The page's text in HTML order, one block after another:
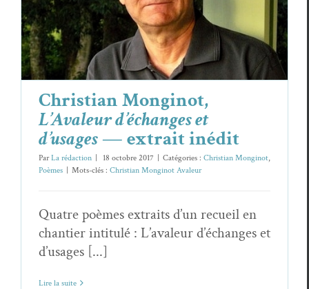
Christian Monginot Poèmes
Christian Monginot,
L’Avaleur d’échanges et
d’usages— extrait inédit
ParLa rédaction 18 octobre 2017 Catégories : Christian Monginot,
Poèmes
Mots-clés : Christian Monginot Avaleur
Quatre poèmes extraits d’un recueil en
chantier intitulé : L’avaleur d’échanges et
d’usages [...]
Lire la suite